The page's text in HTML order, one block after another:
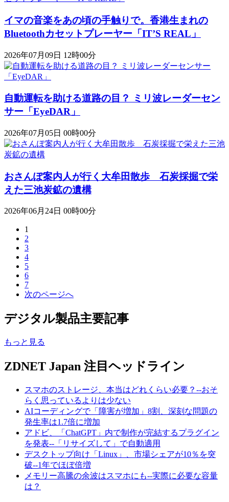
イマの音楽をあの頃の手触りで。香港生まれの
Bluetoothカセットプレーヤー「IT’S REAL」
2026年07月09日 12時00分
自動運転を助ける道路の目？ ミリ波レーダーセン
サー「EyeDAR」
2026年07月05日 00時00分
おさんぽ案内人が行く大牟田散歩 石炭採掘で栄
えた三池炭鉱の遺構
2026年06月24日 00時00分
1
2
3
4
5
6
7
次のページへ
デジタル製品主要記事
もっと見る
ZDNET Japan 注目ヘッドライン
スマホのストレージ、本当はどれくらい必要？--おそ
らく思っているよりは少ない
AIコーディングで「障害が増加」8割、深刻な問題の
発生率は1.7倍に増加
アドビ、「ChatGPT」内で制作が完結するプラグイン
を発表--「リサイズして」で自動適用
デスクトップ向け「Linux」、市場シェアが10％を突
破--1年でほぼ倍増
メモリー高騰の余波はスマホにも--実際に必要な容量
は？